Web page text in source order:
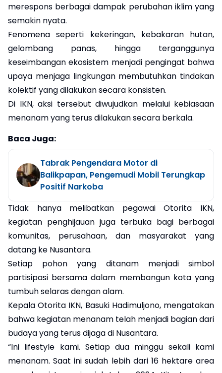
merespons berbagai dampak perubahan iklim yang
semakin nyata.
Fenomena seperti kekeringan, kebakaran hutan,
gelombang panas, hingga terganggunya
keseimbangan ekosistem menjadi pengingat bahwa
upaya menjaga lingkungan membutuhkan tindakan
kolektif yang dilakukan secara konsisten.
Di IKN, aksi tersebut diwujudkan melalui kebiasaan
menanam yang terus dilakukan secara berkala.
Baca Juga:
Tabrak Pengendara Motor di
Balikpapan, Pengemudi Mobil Terungkap
Positif Narkoba
Tidak hanya melibatkan pegawai Otorita IKN,
kegiatan penghijauan juga terbuka bagi berbagai
komunitas, perusahaan, dan masyarakat yang
datang ke Nusantara.
Setiap pohon yang ditanam menjadi simbol
partisipasi bersama dalam membangun kota yang
tumbuh selaras dengan alam.
Kepala Otorita IKN, Basuki Hadimuljono, mengatakan
bahwa kegiatan menanam telah menjadi bagian dari
budaya yang terus dijaga di Nusantara.
“Ini lifestyle kami. Setiap dua minggu sekali kami
menanam. Saat ini sudah lebih dari 16 hektare area